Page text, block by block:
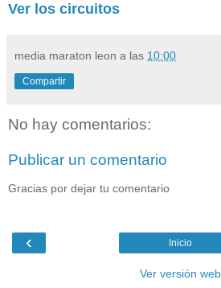
Ver los circuitos
media maraton leon a las 10:00
Compartir
No hay comentarios:
Publicar un comentario
Gracias por dejar tu comentario
‹ Inicio
Ver versión web